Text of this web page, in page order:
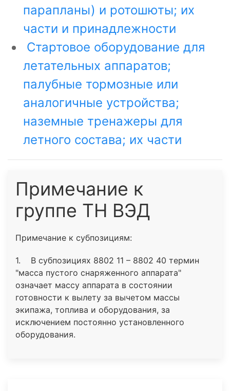
парапланы) и ротошюты; их
части и принадлежности
Стартовое оборудование для
летательных аппаратов;
палубные тормозные или
аналогичные устройства;
наземные тренажеры для
летного состава; их части
Примечание к
группе ТН ВЭД
Примечание к субпозициям:
1. В субпозициях 8802 11 – 8802 40 термин
"масса пустого снаряженного аппарата"
означает массу аппарата в состоянии
готовности к вылету за вычетом массы
экипажа, топлива и оборудования, за
исключением постоянно установленного
оборудования.